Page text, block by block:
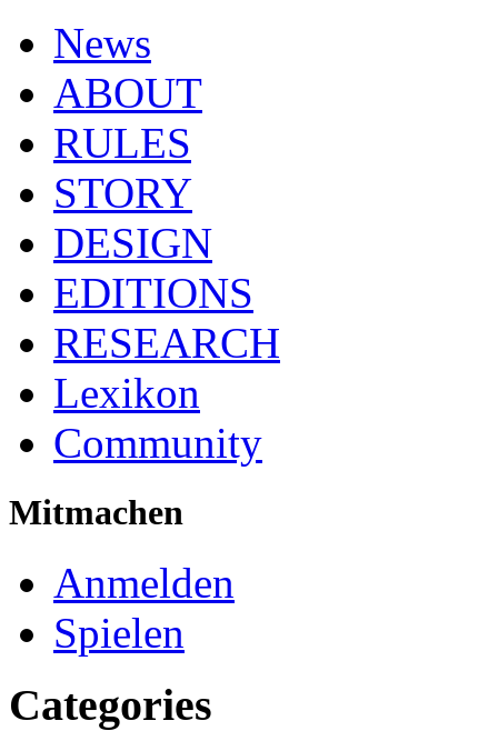
News
ABOUT
RULES
STORY
DESIGN
EDITIONS
RESEARCH
Lexikon
Community
Mitmachen
Anmelden
Spielen
Categories